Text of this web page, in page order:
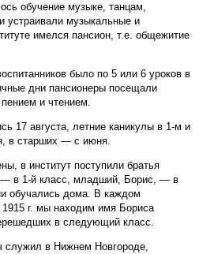
обучение музыке, танцам,
устраивали музыкальные и
имелся пансион, т.е. общежитие
было по 5 или 6 уроков в
дни пансионеры посещали
и чтением.
17 августа, летние каникулы в 1-м и
в старших — с июня.
в институт поступили братья
в 1-й класс, младший, Борис, — в
обучались дома. В каждом
1915 г. мы находим имя Бориса
в следующий класс.
служил в Нижнем Новгороде,